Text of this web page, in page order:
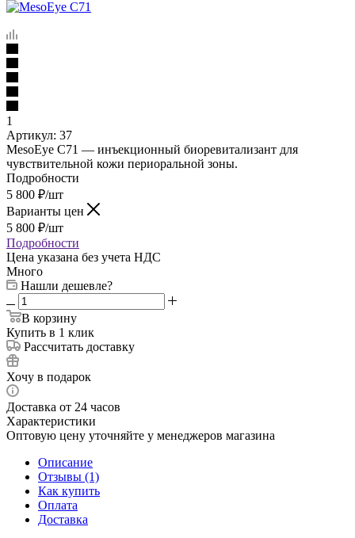
1
Артикул: 37
MesoEye C71 — инъекционный биоревитализант для
чувствительной кожи периоральной зоны.
Подробности
5 800 ₽/шт
Варианты цен
5 800 ₽/шт
Подробности
Цена указана без учета НДС
Много
Нашли дешевле?
В корзину
Купить в 1 клик
Рассчитать доставку
Хочу в подарок
Доставка от 24 часов
Характеристики
Оптовую цену уточняйте у менеджеров магазина
Описание
Отзывы (1)
Как купить
Оплата
Доставка